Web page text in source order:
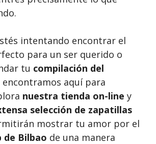
intentando encontrar el
para un ser querido o
tu compilación del
encontramos aquí para
nuestra tienda on-line y
selección de zapatillas
mostrar tu amor por el
de Bilbao de una manera